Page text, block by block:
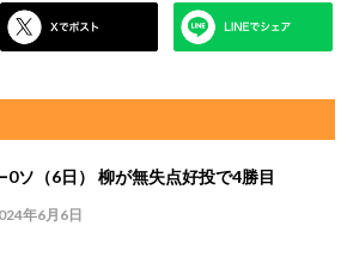
ソ（6日） 柳が無失点好投で4勝目
年6月6日